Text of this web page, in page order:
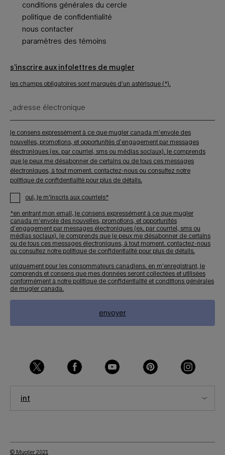
conditions générales du cercle
politique de confidentialité
nous contacter
paramètres des témoins
s’inscrire aux infolettres de mugler
les champs obligatoires sont marqués d’un astérisque (*).
adresse électronique
je consens expressément à ce que mugler canada m’envoie des
nouvelles, promotions, et opportunités d’engagement par messages
électroniques (ex. par courriel, sms ou médias sociaux). je comprends
que je peux me désabonner de certains ou de tous ces messages
électroniques, à tout moment. contactez-nous ou consultez notre
politique de confidentialité pour plus de détails.
oui, je m’inscris aux courriels*
*en entrant mon email, je consens expressément à ce que mugler
canada m’envoie des nouvelles, promotions, et opportunités
d’engagement par messages électroniques (ex. par courriel, sms ou
médias sociaux). je comprends que je peux me désabonner de certains
ou de tous ces messages électroniques, à tout moment. contactez-nous
ou consultez notre politique de confidentialité pour plus de détails.
uniquement pour les consommateurs canadiens. en m’enregistrant, je
comprends et consens que mes données seront collectées et utilisées
conformément à notre politique de confidentialité et conditions générales
de mugler canada.
envoyer
int
© Mugler 2021